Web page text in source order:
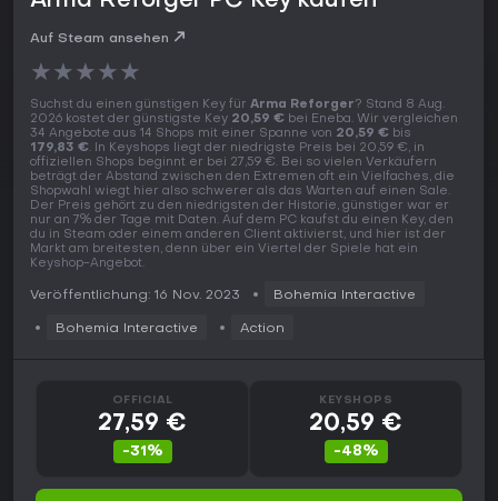
Auf Steam ansehen
★★★★★
Suchst du einen günstigen Key für Arma Reforger? Stand 8 Aug.
2026 kostet der günstigste Key 20,59 € bei Eneba. Wir vergleichen
34 Angebote aus 14 Shops mit einer Spanne von 20,59 € bis
179,83 €. In Keyshops liegt der niedrigste Preis bei 20,59 €, in
offiziellen Shops beginnt er bei 27,59 €. Bei so vielen Verkäufern
beträgt der Abstand zwischen den Extremen oft ein Vielfaches, die
Shopwahl wiegt hier also schwerer als das Warten auf einen Sale.
Der Preis gehört zu den niedrigsten der Historie, günstiger war er
nur an 7% der Tage mit Daten. Auf dem PC kaufst du einen Key, den
du in Steam oder einem anderen Client aktivierst, und hier ist der
Markt am breitesten, denn über ein Viertel der Spiele hat ein
Keyshop-Angebot.
Veröffentlichung: 16 Nov. 2023 Bohemia Interactive
Bohemia Interactive Action
OFFICIAL
27,59 €
-31%
KEYSHOPS
20,59 €
-48%